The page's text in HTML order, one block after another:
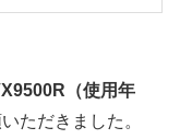
（使用年
ただきました。